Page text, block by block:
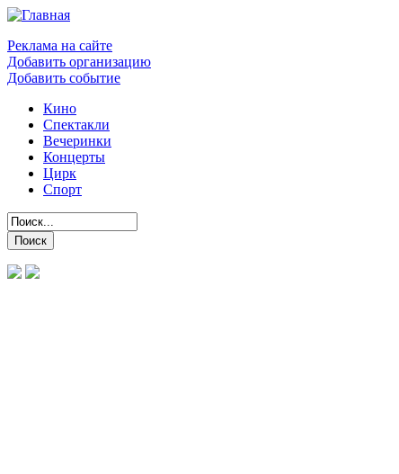
Реклама на сайте
Добавить организацию
Добавить событие
Кино
Спектакли
Вечеринки
Концерты
Цирк
Спорт